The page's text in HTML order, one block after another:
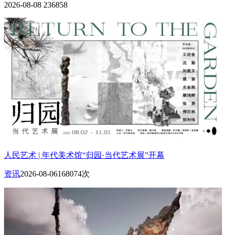
2026-08-08 236858
人民艺术 | 年代美术馆“归园·当代艺术展”开幕
资讯2026-08-06168074次